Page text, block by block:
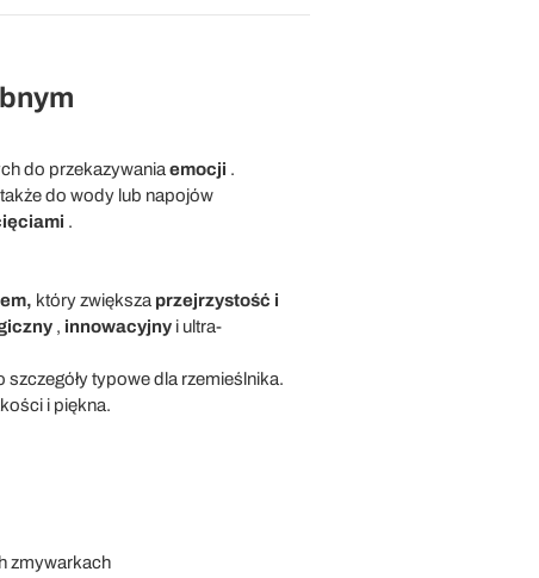
do przekazywania emocji .
także do wody lub napojów
.
który zwiększa przejrzystość i
, innowacyjnyi ultra-
typowe dla rzemieślnika.
i piękna.
zmywarkach